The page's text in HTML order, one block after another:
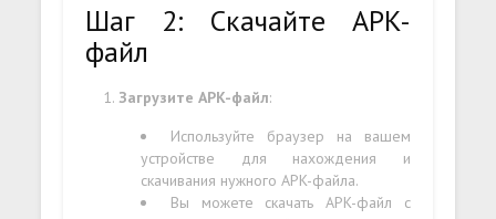
Шаг 2: Скачайте APK-
файл
Загрузите APK-файл:
Используйте браузер на вашем
устройстве для нахождения и
скачивания нужного APK-файла.
Вы можете скачать APK-файл с